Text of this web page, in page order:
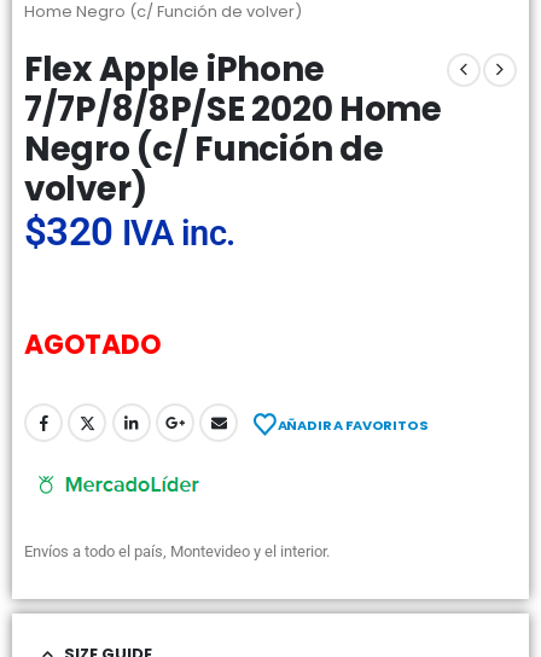
Home Negro (c/ Función de volver)
Flex Apple iPhone
7/7P/8/8P/SE 2020 Home
Negro (c/ Función de
volver)
$320 IVA inc.
AGOTADO
AÑADIR A FAVORITOS
Envíos a todo el país, Montevideo y el interior.